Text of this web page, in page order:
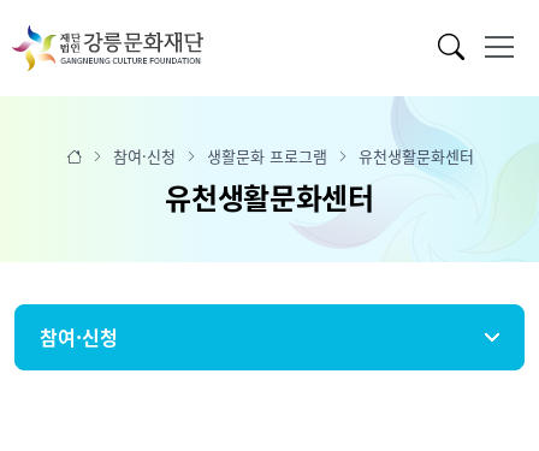
참여·신청 생활문화 프로그램 유천생활문화센터
유천생활문화센터
참여·신청